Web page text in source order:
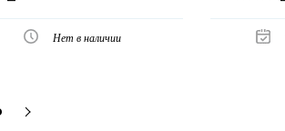
Нет в наличии